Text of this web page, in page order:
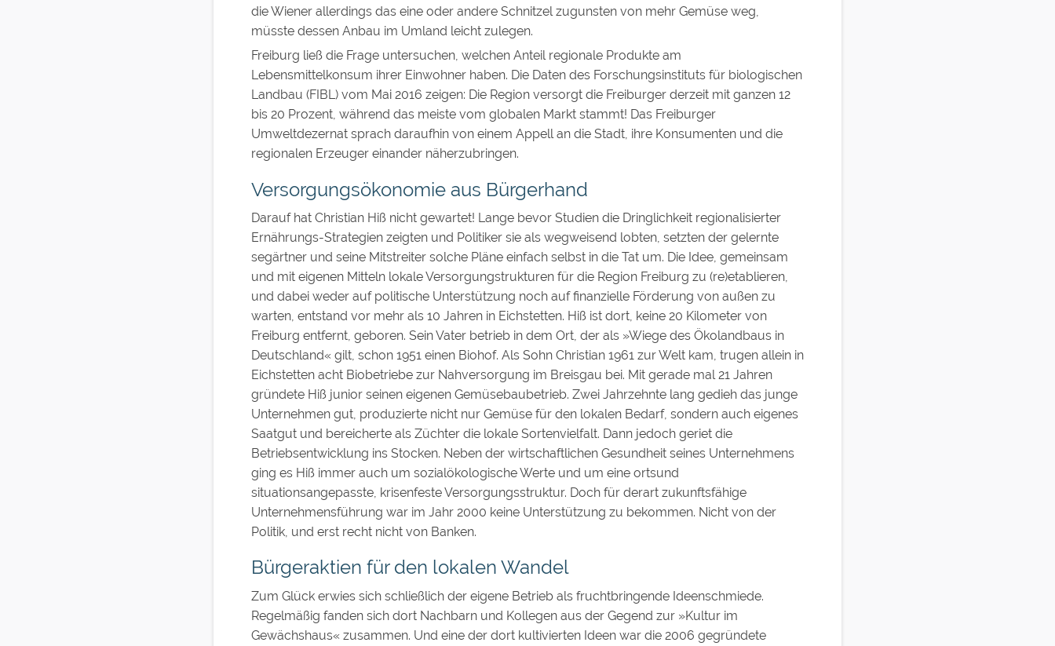
die Wiener allerdings das eine oder andere Schnitzel zugunsten von mehr Gemüse weg,
müsste dessen Anbau im Umland leicht zulegen.
Freiburg ließ die Frage untersuchen, welchen Anteil regionale Produkte am
Lebensmittelkonsum ihrer Einwohner haben. Die Daten des Forschungsinstituts für biologischen
Landbau (FIBL) vom Mai 2016 zeigen: Die Region versorgt die Freiburger derzeit mit ganzen 12
bis 20 Prozent, während das meiste vom globalen Markt stammt! Das Freiburger
Umweltdezernat sprach daraufhin von einem Appell an die Stadt, ihre Konsumenten und die
regionalen Erzeuger einander näherzubringen.
Versorgungsökonomie aus Bürgerhand
Darauf hat Christian Hiß nicht gewartet! Lange bevor Studien die Dringlichkeit regionalisierter
Ernährungs-Strategien zeigten und Politiker sie als wegweisend lobten, setzten der gelernte
segärtner und seine Mitstreiter solche Pläne einfach selbst in die Tat um. Die Idee, gemeinsam
und mit eigenen Mitteln lokale Versorgungstrukturen für die Region Freiburg zu (re)etablieren,
und dabei weder auf politische Unterstützung noch auf finanzielle Förderung von außen zu
warten, entstand vor mehr als 10 Jahren in Eichstetten. Hiß ist dort, keine 20 Kilometer von
Freiburg entfernt, geboren. Sein Vater betrieb in dem Ort, der als »Wiege des Ökolandbaus in
Deutschland« gilt, schon 1951 einen Biohof. Als Sohn Christian 1961 zur Welt kam, trugen allein in
Eichstetten acht Biobetriebe zur Nahversorgung im Breisgau bei. Mit gerade mal 21 Jahren
gründete Hiß junior seinen eigenen Gemüsebaubetrieb. Zwei Jahrzehnte lang gedieh das junge
Unternehmen gut, produzierte nicht nur Gemüse für den lokalen Bedarf, sondern auch eigenes
Saatgut und bereicherte als Züchter die lokale Sortenvielfalt. Dann jedoch geriet die
Betriebsentwicklung ins Stocken. Neben der wirtschaftlichen Gesundheit seines Unternehmens
ging es Hiß immer auch um sozialökologische Werte und um eine ortsund
situationsangepasste, krisenfeste Versorgungsstruktur. Doch für derart zukunftsfähige
Unternehmensführung war im Jahr 2000 keine Unterstützung zu bekommen. Nicht von der
Politik, und erst recht nicht von Banken.
Bürgeraktien für den lokalen Wandel
Zum Glück erwies sich schließlich der eigene Betrieb als fruchtbringende Ideenschmiede.
Regelmäßig fanden sich dort Nachbarn und Kollegen aus der Gegend zur »Kultur im
Gewächshaus« zusammen. Und eine der dort kultivierten Ideen war die 2006 gegründete